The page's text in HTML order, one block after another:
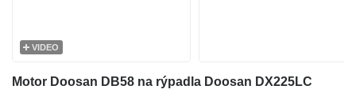
VIDEO
Motor Doosan DB58 na rýpadla Doosan DX225LC